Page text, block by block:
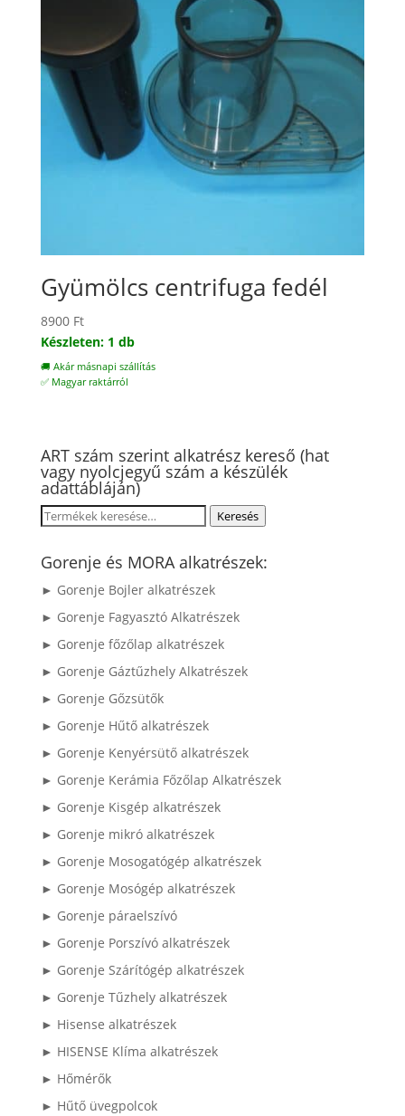
Gyümölcs centrifuga fedél
8900 Ft
Készleten: 1 db
🚚 Akár másnapi szállítás
✅ Magyar raktárról
ART szám szerint alkatrész kereső (hat
vagy nyolcjegyű szám a készülék
adattábláján)
Keresés
következőre:
Keresés
Gorenje és MORA alkatrészek:
► Gorenje Bojler alkatrészek
► Gorenje Fagyasztó Alkatrészek
► Gorenje főzőlap alkatrészek
► Gorenje Gáztűzhely Alkatrészek
► Gorenje Gőzsütők
► Gorenje Hűtő alkatrészek
► Gorenje Kenyérsütő alkatrészek
► Gorenje Kerámia Főzőlap Alkatrészek
► Gorenje Kisgép alkatrészek
► Gorenje mikró alkatrészek
► Gorenje Mosogatógép alkatrészek
► Gorenje Mosógép alkatrészek
► Gorenje páraelszívó
► Gorenje Porszívó alkatrészek
► Gorenje Szárítógép alkatrészek
► Gorenje Tűzhely alkatrészek
► Hisense alkatrészek
► HISENSE Klíma alkatrészek
► Hőmérők
► Hűtő üvegpolcok